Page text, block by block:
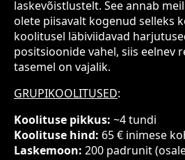
laskevõistlustelt. See annab
olete piisavalt kogenud selleks
koolitusel läbiviidavad
positsioonide vahel, siis eelnev
tasemel on vajalik.
GRUPIKOOLITUSED:
Koolituse pikkus: ~4 tundi
Koolituse hind: 65 € inimese
Laskemoon: 200 padrunit